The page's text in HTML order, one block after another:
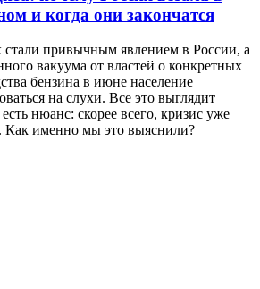
и когда они закончатся
стали привычным явлением в России, а
вакуума от властей о конкретных
бензина в июне население
на слухи. Все это выглядит
нюанс: скорее всего, кризис уже
Как именно мы это выяснили?